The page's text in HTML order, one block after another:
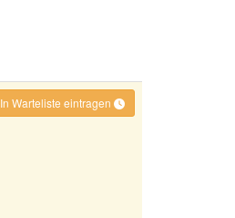
In Warteliste eintragen